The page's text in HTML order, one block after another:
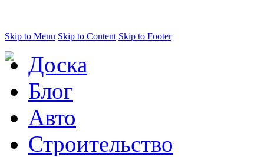
Skip to Menu Skip to Content Skip to Footer
Доска
Блог
Авто
Строительство